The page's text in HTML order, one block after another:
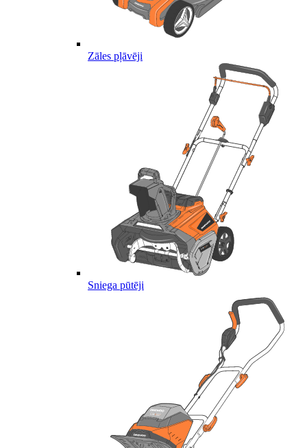
Zāles pļāvēji
Sniega pūtēji